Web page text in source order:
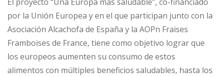
por la Unión Europea y en el que participan junto con la
Asociación Alcachofa de España y la AOPn Fraises
Framboises de France, tiene como objetivo lograr que
los europeos aumenten su consumo de estos
alimentos con múltiples beneficios saludables, hasta los